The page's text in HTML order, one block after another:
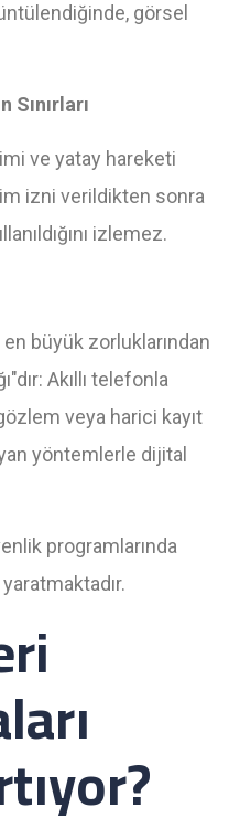
görsel
Sınırları
ve yatay hareketi
izni verildikten sonra
izlemez.
büyük zorluklarından
Akıllı telefonla
veya harici kayıt
yöntemlerle dijital
programlarında